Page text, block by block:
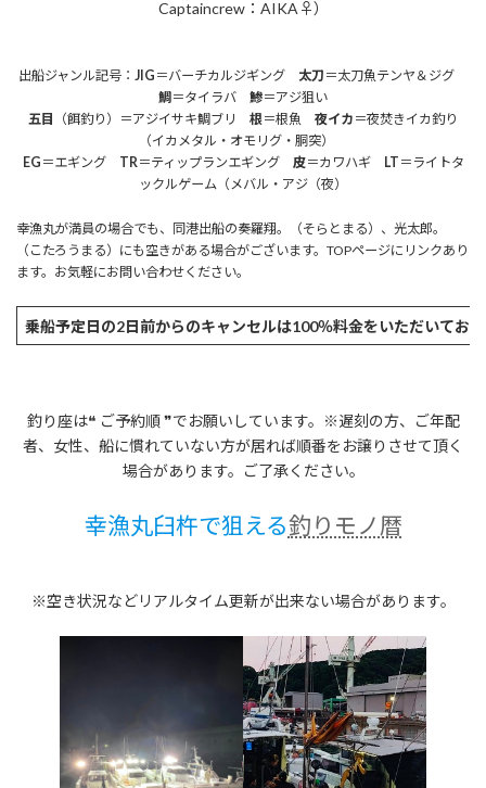
Captaincrew：AIKA♀）
出船ジャンル記号： JIG ＝バーチカルジギング 太刀 ＝太刀魚テンヤ＆ジグ
鯛＝タイラバ 鯵＝アジ狙い
五目
（餌釣り）＝アジイサキ鯛ブリ 根＝根魚 夜イカ ＝夜焚きイカ釣り
（イカメタル・オモリグ・胴突）
EG ＝エギング TR＝ティップランエギング 皮＝カワハギ LT ＝ライトタ
ックルゲーム（メバル・アジ（夜）
幸漁丸が満員の場合でも、同港出船の奏羅翔。（そらとまる）、光太郎。
（こたろうまる）にも空きがある場合がございます。TOPページにリンクあり
ます。お気軽にお問い合わせください。
乗船予定日の2日前からのキャンセルは100％料金をいただいてお
釣り座は❝ ご予約順 ❞でお願いしています。※遅刻の方、ご年配
者、女性、船に慣れていない方が居れば順番をお譲りさせて頂く
場合があります。ご了承ください。
幸漁丸臼杵で狙える釣りモノ暦
※空き状況などリアルタイム更新が出来ない場合があります。